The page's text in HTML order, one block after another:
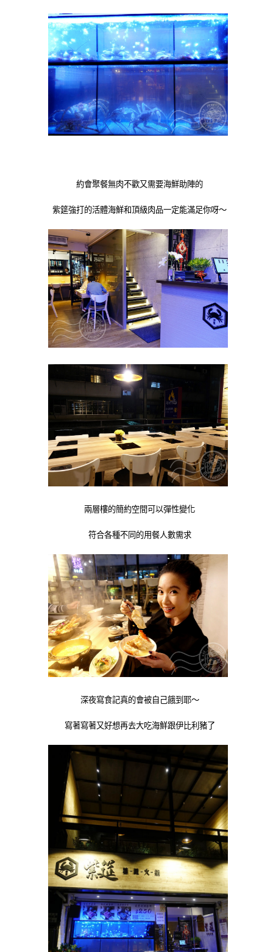
約會聚餐無肉不歡又需要海鮮助陣的
紫筵強打的活體海鮮和頂級肉品一定能滿足你呀～
兩層樓的簡約空間可以彈性變化
符合各種不同的用餐人數需求
深夜寫食記真的會被自己餓到耶～
寫著寫著又好想再去大吃海鮮跟伊比利豬了